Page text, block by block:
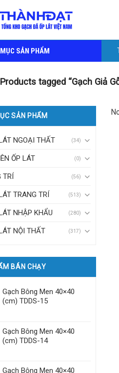
SẢN PHẨM
Products tagged “Gạch Giả
SẢN PHẨM
NGOẠI THẤT (34)
ỐP LÁT (0)
TRÍ (56)
TRANG TRÍ (513)
NHẬP KHẨU (280)
NỘI THẤT (317)
BÁN CHẠY
Gạch Bông Men 40×40
(cm) TDDS-15
Gạch Bông Men 40×40
(cm) TDDS-14
Gạch Bông Men 40×40